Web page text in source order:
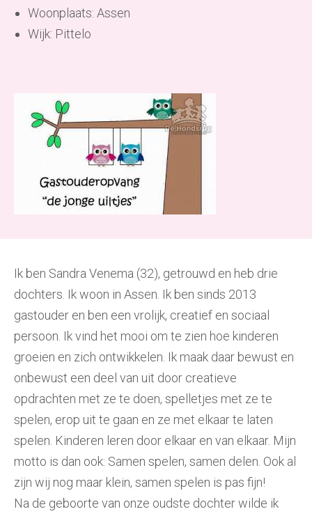
Woonplaats: Assen
Wijk: Pittelo
Ik ben Sandra Venema (32), getrouwd en heb drie
dochters. Ik woon in Assen. Ik ben sinds 2013
gastouder en ben een vrolijk, creatief en sociaal
persoon. Ik vind het mooi om te zien hoe kinderen
groeien en zich ontwikkelen. Ik maak daar bewust en
onbewust een deel van uit door creatieve
opdrachten met ze te doen, spelletjes met ze te
spelen, erop uit te gaan en ze met elkaar te laten
spelen. Kinderen leren door elkaar en van elkaar. Mijn
motto is dan ook: Samen spelen, samen delen. Ook al
zijn wij nog maar klein, samen spelen is pas fijn!
Na de geboorte van onze oudste dochter wilde ik